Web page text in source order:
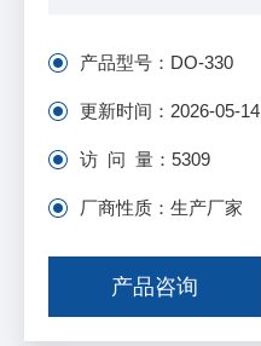
产品型号： DO-330
更新时间： 2026-05-14
访 问 量： 5309
厂商性质： 生产厂家
产品咨询